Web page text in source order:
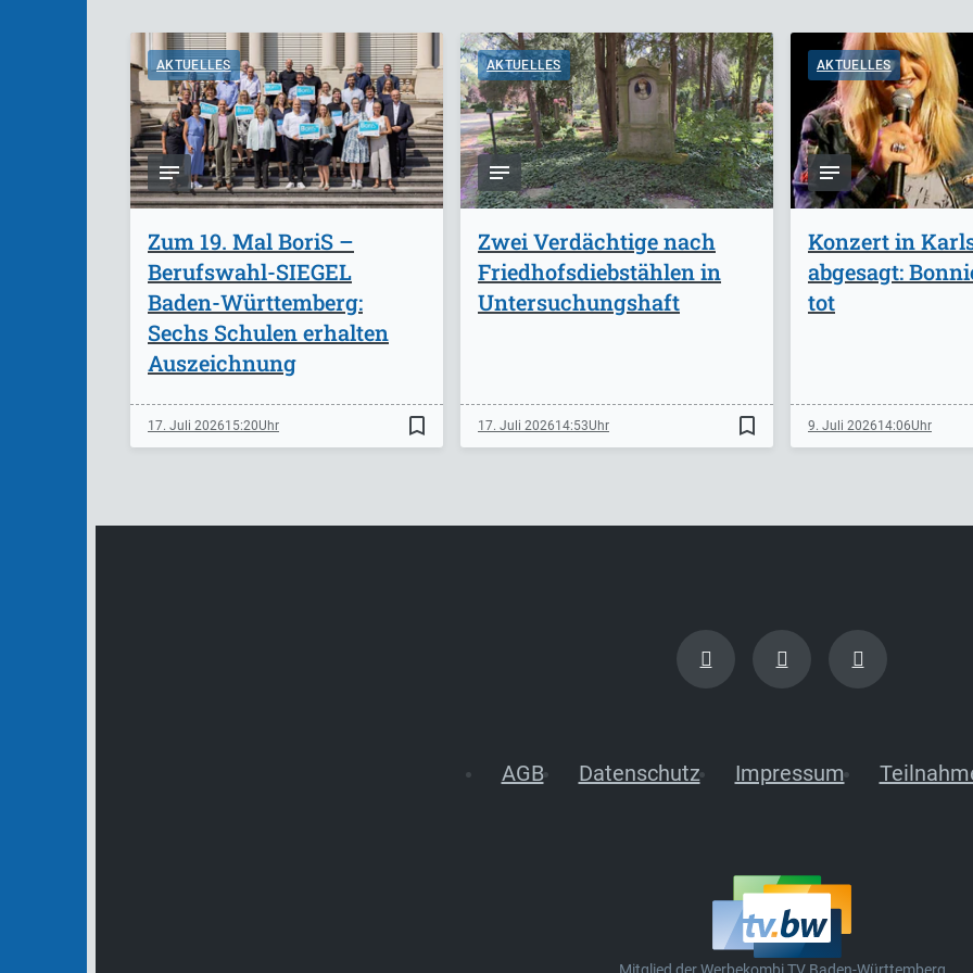
AKTUELLES
Zum 19. Mal BoriS –
Berufswahl-SIEGEL
Baden-Württemberg:
Sechs Schulen erhalten
Auszeichnung
17. Juli 202615:20 bookmark_border
AKTUELLES
Zwei Verdächtige nach
Friedhofsdiebstählen in
Untersuchungshaft
17. Juli 202614:53 bookmark_border
AKTUELLES
Konzert in
abgesagt:
tot
9. Juli 202614:06
AGB Datenschutz Impressum